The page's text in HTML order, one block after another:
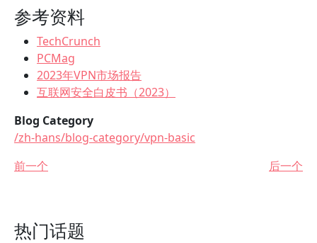
参考资料
TechCrunch
PCMag
2023年VPN市场报告
互联网安全白皮书（2023）
Blog Category
/zh-hans/blog-category/vpn-basic
前一个
后一个
热门话题